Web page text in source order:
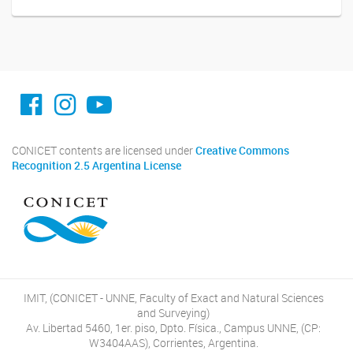
facebook imit.conicet
imit.conicet
Youtube
CONICET contents are licensed underCreative Commons
Recognition 2.5 Argentina License
IMIT, (CONICET - UNNE, Faculty of Exact and Natural Sciences
and Surveying)
Av. Libertad 5460, 1er. piso, Dpto. Física., Campus UNNE, (CP:
W3404AAS), Corrientes, Argentina.